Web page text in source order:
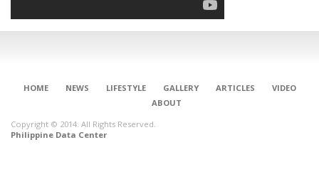
HOME NEWS LIFESTYLE GALLERY ARTICLES
VIDEO
ABOUT
Copyright © 2014. All Rights Reserved.
Philippine Data Center